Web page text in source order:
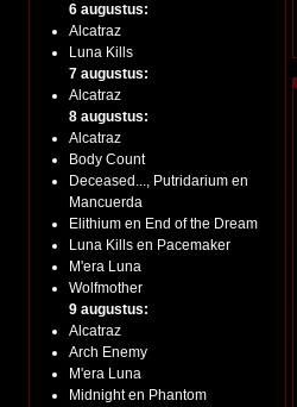
6 augustus:
Alcatraz
Luna Kills
7 augustus:
Alcatraz
8 augustus:
Alcatraz
Body Count
Deceased..., Putridarium en
Mancuerda
Elithium en End of the Dream
Luna Kills en Pacemaker
M'era Luna
Wolfmother
9 augustus:
Alcatraz
Arch Enemy
M'era Luna
Midnight en Phantom